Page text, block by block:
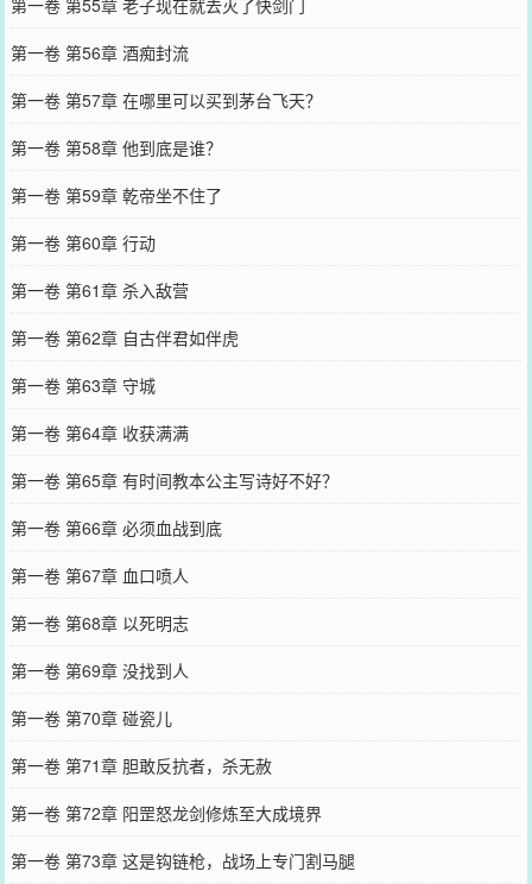
第一卷 第56章 酒痴封流
第一卷 第57章 在哪里可以买到茅台飞天？
第一卷 第58章 他到底是谁？
第一卷 第59章 乾帝坐不住了
第一卷 第60章 行动
第一卷 第61章 杀入敌营
第一卷 第62章 自古伴君如伴虎
第一卷 第63章 守城
第一卷 第64章 收获满满
第一卷 第65章 有时间教本公主写诗好不好？
第一卷 第66章 必须血战到底
第一卷 第67章 血口喷人
第一卷 第68章 以死明志
第一卷 第69章 没找到人
第一卷 第70章 碰瓷儿
第一卷 第71章 胆敢反抗者，杀无赦
第一卷 第72章 阳罡怒龙剑修炼至大成境界
第一卷 第73章 这是钩链枪，战场上专门割马腿